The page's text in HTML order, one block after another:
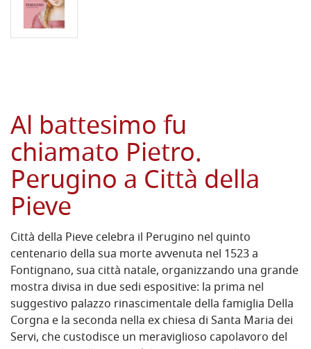
Al battesimo fu
chiamato Pietro.
Perugino a Città della
Pieve
Città della Pieve celebra il Perugino nel quinto
centenario della sua morte avvenuta nel 1523 a
Fontignano, sua città natale, organizzando una grande
mostra divisa in due sedi espositive: la prima nel
suggestivo palazzo rinascimentale della famiglia Della
Corgna e la seconda nella ex chiesa di Santa Maria dei
Servi, che custodisce un meraviglioso capolavoro del